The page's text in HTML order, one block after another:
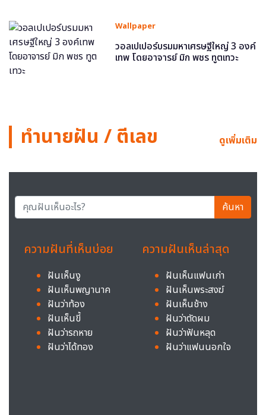
Wallpaper
วอลเปเปอร์บรมมหาเศรษฐีใหญ่ 3 องค์
เทพ โดยอาจารย์ มิก พชร ทูตเทวะ
ทำนายฝัน / ตีเลข ดูเพิ่มเติม
ค้นหา
ความฝันที่เห็นบ่อย
ฝันเห็นงู
ฝันเห็นพญานาค
ฝันว่าท้อง
ฝันเห็นขี้
ฝันว่ารถหาย
ฝันว่าได้ทอง
ความฝันเห็นล่าสุด
ฝันเห็นแฟนเก่า
ฝันเห็นพระสงฆ์
ฝันเห็นช้าง
ฝันว่าตัดผม
ฝันว่าฟันหลุด
ฝันว่าแฟนนอกใจ